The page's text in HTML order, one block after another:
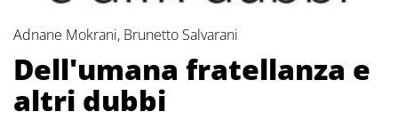
Adnane Mokrani, Brunetto Salvarani
Dell'umana fratellanza e
altri dubbi